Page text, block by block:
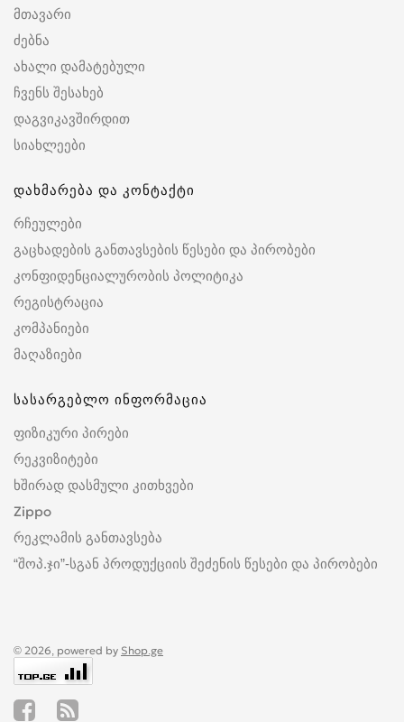
მთავარი
ძებნა
ახალი დამატებული
ჩვენს შესახებ
დაგვიკავშირდით
სიახლეები
დახმარება და კონტაქტი
რჩეულები
გაცხადების განთავსების წესები და პირობები
კონფიდენციალურობის პოლიტიკა
რეგისტრაცია
კომპანიები
მაღაზიები
სასარგებლო ინფორმაცია
ფიზიკური პირები
რეკვიზიტები
ხშირად დასმული კითხვები
Zippo
რეკლამის განთავსება
“შოპ.ჯი”-სგან პროდუქციის შეძენის წესები და პირობები
© 2026, powered by Shop.ge